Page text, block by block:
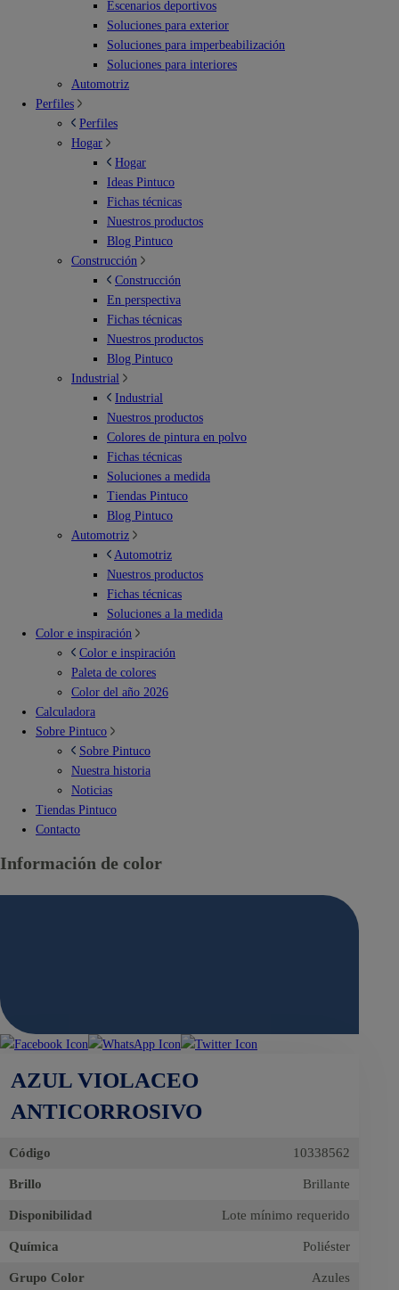
Escenarios deportivos
Soluciones para exterior
Soluciones para imperbeabilización
Soluciones para interiores
Automotriz
Perfiles
Perfiles
Hogar
Hogar
Ideas Pintuco
Fichas técnicas
Nuestros productos
Blog Pintuco
Construcción
Construcción
En perspectiva
Fichas técnicas
Nuestros productos
Blog Pintuco
Industrial
Industrial
Nuestros productos
Colores de pintura en polvo
Fichas técnicas
Soluciones a medida
Tiendas Pintuco
Blog Pintuco
Automotriz
Automotriz
Nuestros productos
Fichas técnicas
Soluciones a la medida
Color e inspiración
Color e inspiración
Paleta de colores
Color del año 2026
Calculadora
Sobre Pintuco
Sobre Pintuco
Nuestra historia
Noticias
Tiendas Pintuco
Contacto
Información de color
AZUL VIOLACEO
ANTICORROSIVO
Código 10338562
Brillo Brillante
Disponibilidad Lote mínimo requerido
Química Poliéster
Grupo Color Azules